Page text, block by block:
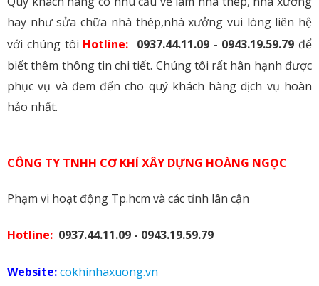
hay như sửa chữa nhà thép,nhà xưởng vui lòng liên hệ
với chúng tôi Hotline: 0937.44.11.09 - 0943.19.59.79 để
biết thêm thông tin chi tiết. Chúng tôi rất hân hạnh được
phục vụ và đem đến cho quý khách hàng dịch vụ hoàn
hảo nhất.
CÔNG TY TNHH CƠ KHÍ XÂY DỰNG HOÀNG NGỌC
Phạm vi hoạt động Tp.hcm và các tỉnh lân cận
Hotline: 0937.44.11.09 - 0943.19.59.79
Website:cokhinhaxuong.vn